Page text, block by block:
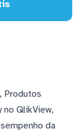
Produtos
no QlikView,
da